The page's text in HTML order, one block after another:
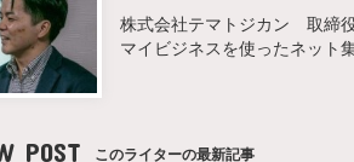
株式会社テマトジカン 取締
マイビジネスを使ったネット
POST このライターの最新記事